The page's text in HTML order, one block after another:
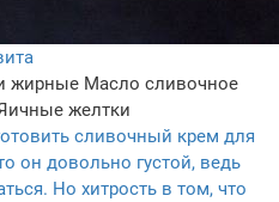
жирные Масло сливочное
желтки
сливочный крем для
он довольно густой, ведь
Но хитрость в том, что